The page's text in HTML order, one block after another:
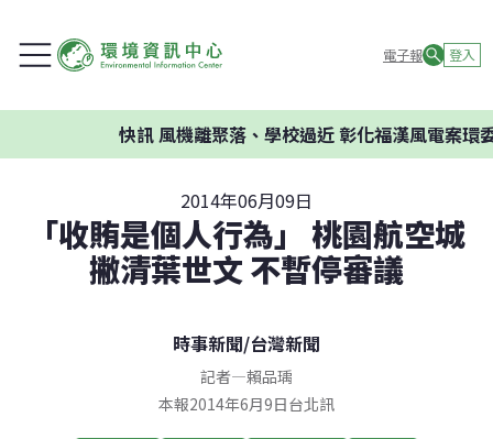
電子報 登入
快訊風機離聚落、學校過近 彰化福漢風電案環委建
2014年06月09日
「收賄是個人行為」 桃園航空城
撇清葉世文 不暫停審議
時事新聞/台灣新聞
記者—賴品瑀
本報2014年6月9日台北訊